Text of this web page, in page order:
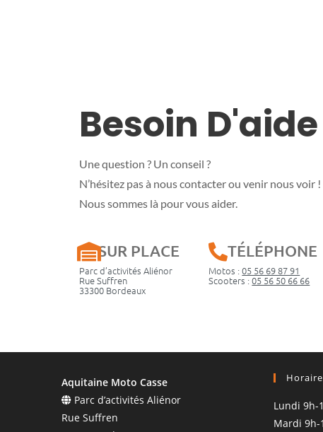
Besoin D'aide
Une question ? Un conseil ?
N’hésitez pas à nous contacter ou venir nous voir !
Nous sommes là pour vous aider.
SUR PLACE
Parc d’activités Aliénor
Rue Suffren
33300 Bordeaux
TÉLÉPHONE
Motos :05 56 69 87 91
Scooters :05 56 50 66 66
Aquitaine Moto Casse
Parc d’activités Aliénor
Rue Suffren
Lundi 9h-
Mardi 9h-